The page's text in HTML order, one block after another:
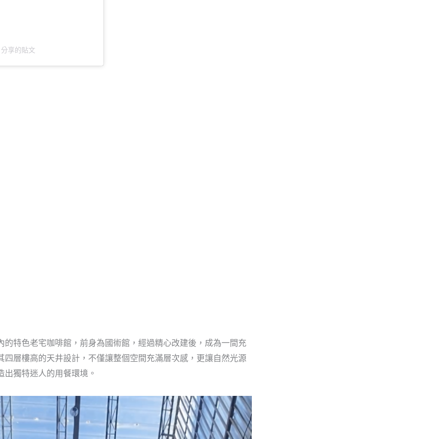
享的貼文
的特色老宅咖啡館，前身為國術館，經過精心改建後，成為一間充
層樓高的天井設計，不僅讓整個空間充滿層次感，更讓自然光源
獨特迷人的用餐環境。